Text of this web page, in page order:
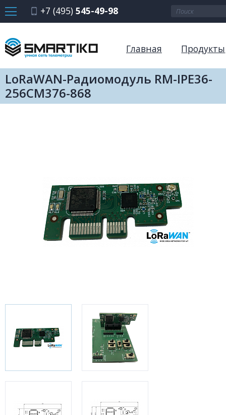
+7 (495) 545-49-98
Главная Продукты
LoRaWAN-Радиомодуль RM-IPE36-
256CM376-868